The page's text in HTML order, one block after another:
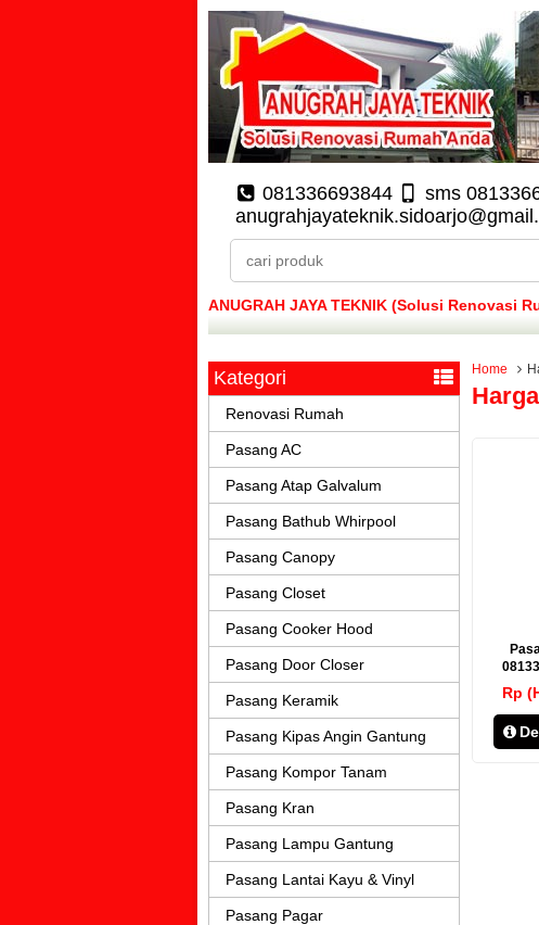
081336693844 sms
ANUGRAH JAYA TEKNIK (Solusi Renovasi
Home
Rp
Kategori
Renovasi Rumah
Pasang AC
Pasang Atap Galvalum
Pasang Bathub Whirpool
Pasang Canopy
Pasang Closet
Pasang Cooker Hood
Pasang Door Closer
Pasang Keramik
Pasang Kipas Angin Gantung
Pasang Kompor Tanam
Pasang Kran
Pasang Lampu Gantung
Pasang Lantai Kayu & Vinyl
Pasang Pagar